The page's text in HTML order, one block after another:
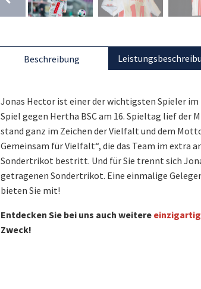
Beschreibung
Jonas Hector ist einer der wichtigsten Spieler im
Spiel gegen Hertha BSC am 16. Spieltag lief der
stand ganz im Zeichen der Vielfalt und dem
Gemeinsam für Vielfalt“, die das Team im extra
Sondertrikot bestritt. Und für Sie trennt sich
getragenen Sondertrikot. Eine einmalige
bieten Sie mit!
Entdecken Sie bei uns auch weitere
Zweck!